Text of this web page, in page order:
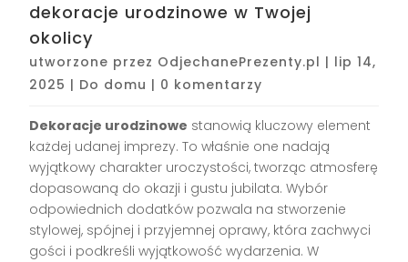
dekoracje urodzinowe w Twojej
okolicy
utworzone przez OdjechanePrezenty.pl | lip 14,
2025 | Do domu | 0 komentarzy
Dekoracje urodzinowe stanowią kluczowy element
każdej udanej imprezy. To właśnie one nadają
wyjątkowy charakter uroczystości, tworząc atmosferę
dopasowaną do okazji i gustu jubilata. Wybór
odpowiednich dodatków pozwala na stworzenie
stylowej, spójnej i przyjemnej oprawy, która zachwyci
gości i podkreśli wyjątkowość wydarzenia. W